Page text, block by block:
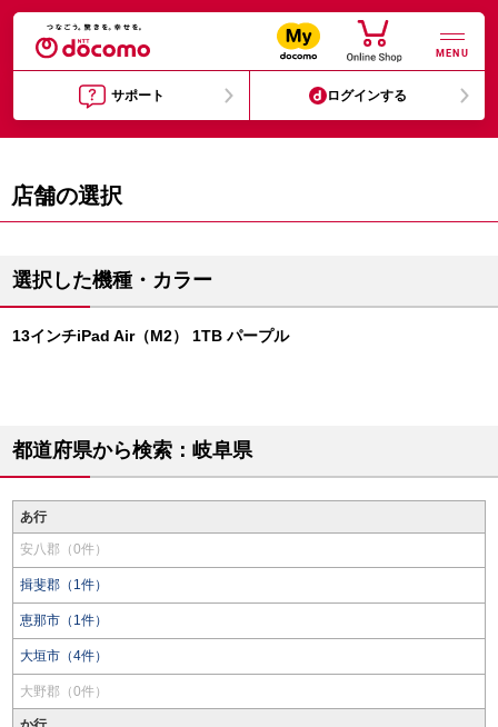
MENU
サポート ログインする
店舗の選択
選択した機種・カラー
13インチiPad Air（M2） 1TB パープル
都道府県から検索：岐阜県
あ行
安八郡（0件）
揖斐郡（1件）
恵那市（1件）
大垣市（4件）
大野郡（0件）